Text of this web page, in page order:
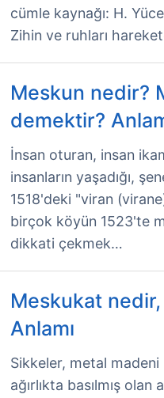
cümle kaynağı: H.
Zihin ve ruhları
Meskun nedir?
demektir?
İnsan oturan, insan
insanların yaşadığı,
1518'deki "viran
birçok köyün 1523'te
dikkati çekmek…
Meskukat
Anlamı
Sikkeler, metal
ağırlıkta basılmış